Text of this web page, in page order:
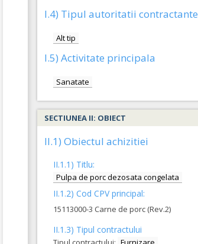
I.4) Tipul autoritatii contractante
Alt tip
I.5) Activitate principala
Sanatate
SECTIUNEA II: OBIECT
II.1) Obiectul achizitiei
II.1.1) Titlu:
Pulpa de porc dezosata congelata
II.1.2) Cod CPV principal:
15113000-3 Carne de porc (Rev.2)
II.1.3) Tipul contractului